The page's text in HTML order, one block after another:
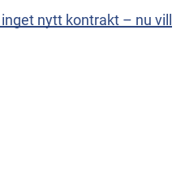
nytt kontrakt – nu vill